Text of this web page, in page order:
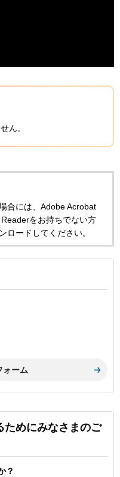
ん。
合には、Adobe Acrobat
をお持ちでない方
ロードしてください。
ためにみなさまのご
？